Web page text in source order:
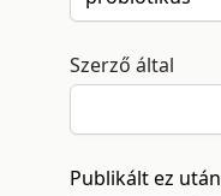
Szerző által
Publikált ez után